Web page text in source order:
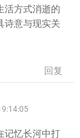
活方式消逝的
诗意与现实关
回复
记忆长河中打